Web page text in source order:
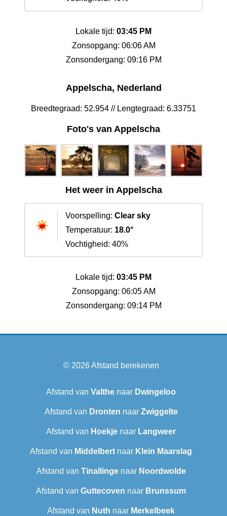
Lokale tijd: 03:45 PM
Zonsopgang: 06:06 AM
Zonsondergang: 09:16 PM
Appelscha, Nederland
Breedtegraad: 52.954 // Lengtegraad: 6.33751
Foto's van Appelscha
Het weer in Appelscha
Voorspelling: Clear sky
Temperatuur: 18.0°
Vochtigheid: 40%
Lokale tijd: 03:45 PM
Zonsopgang: 06:05 AM
Zonsondergang: 09:14 PM
© 2026Afstand berekenen
Afstand van Valthe naar Dwingeloo
Afstand van Dronten naar Zwiggelte
Afstand van Hoekje naar Langweer‎
Afstand van Middelbert naar Klein Maarslag
Afstand van Tinallingenaar Noordwolde
Afstand van Guttecoven naar Brunssum
Afstand van Nuth naar Merkelbeek